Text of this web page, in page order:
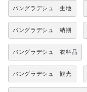
バングラデシュ 生地
バングラデシュ 納期
バングラデシュ 衣料品
バングラデシュ 観光